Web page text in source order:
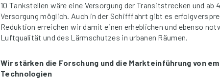
10 Tankstellen wäre eine Versorgung der Transitstrecken und ab
Versorgung möglich. Auch in der Schifffahrt gibt es
Reduktion erreichen wir damit einen erheblichen und ebenso
Luftqualität und des Lärmschutzes in urbanen Räumen.
Wir stärken die Forschung und die Markteinführung von
Technologien